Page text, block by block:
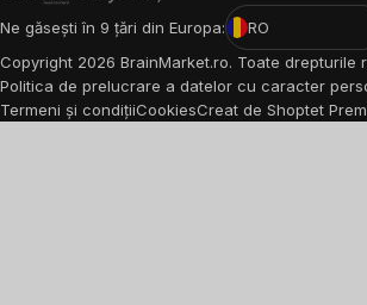
Ne găsești în 9 țări din Europa:
RO
Copyright 2026 BrainMarket.ro. Toate drepturile
Politica de prelucrare a datelor cu caracter
Termeni și condițiiCookiesCreat de Shoptet